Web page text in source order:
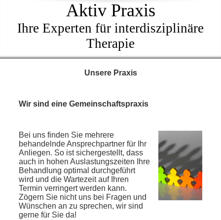
Aktiv Praxis
Ihre Experten für interdisziplinäre
Therapie
Unsere Praxis
Wir sind eine Gemeinschaftspraxis
Bei uns finden Sie mehrere
behandelnde Ansprechpartner für Ihr
Anliegen. So ist sichergestellt, dass
auch in hohen Auslastungszeiten Ihre
Behandlung optimal durchgeführt
wird und die Wartezeit auf Ihren
Termin verringert werden kann.
Zögern Sie nicht uns bei Fragen und
Wünschen an zu sprechen, wir sind
gerne für Sie da!